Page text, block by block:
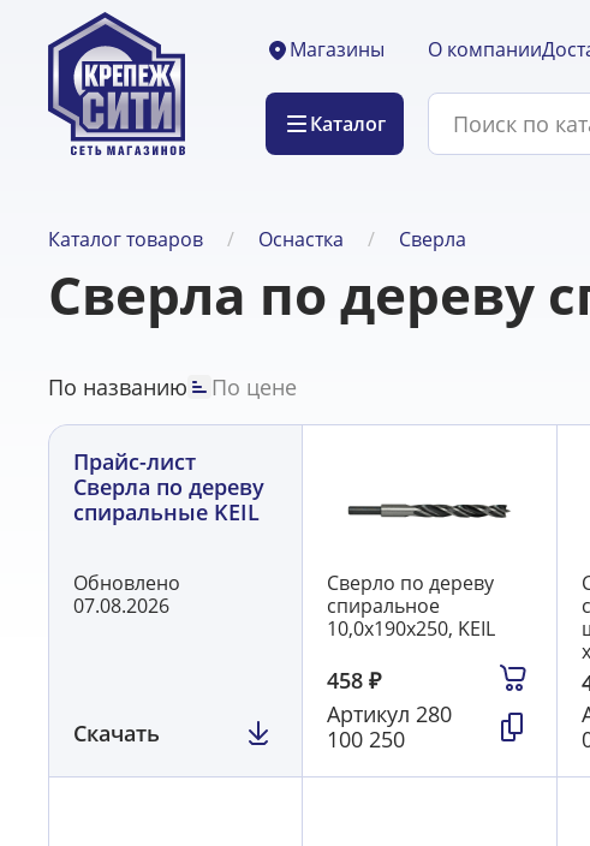
Магазины
Каталог
О компании
Каталог товаров Оснастка Сверла
Сверла по дереву
По названию По цене
Прайс-лист
Сверла по дереву
спиральные KEIL
Обновлено
07.08.2026
Скачать
Сверло по дереву
спиральное
10,0х190х250, KEIL
458₽
Артикул280
100 250